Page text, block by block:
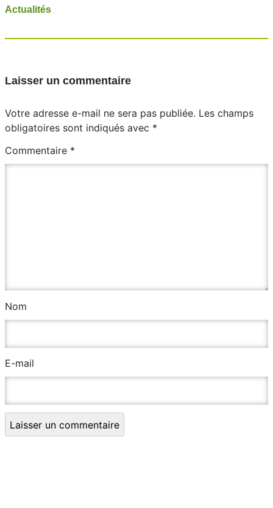
Actualités
Laisser un commentaire
Votre adresse e-mail ne sera pas publiée. Les champs
obligatoires sont indiqués avec *
Commentaire *
Nom
E-mail